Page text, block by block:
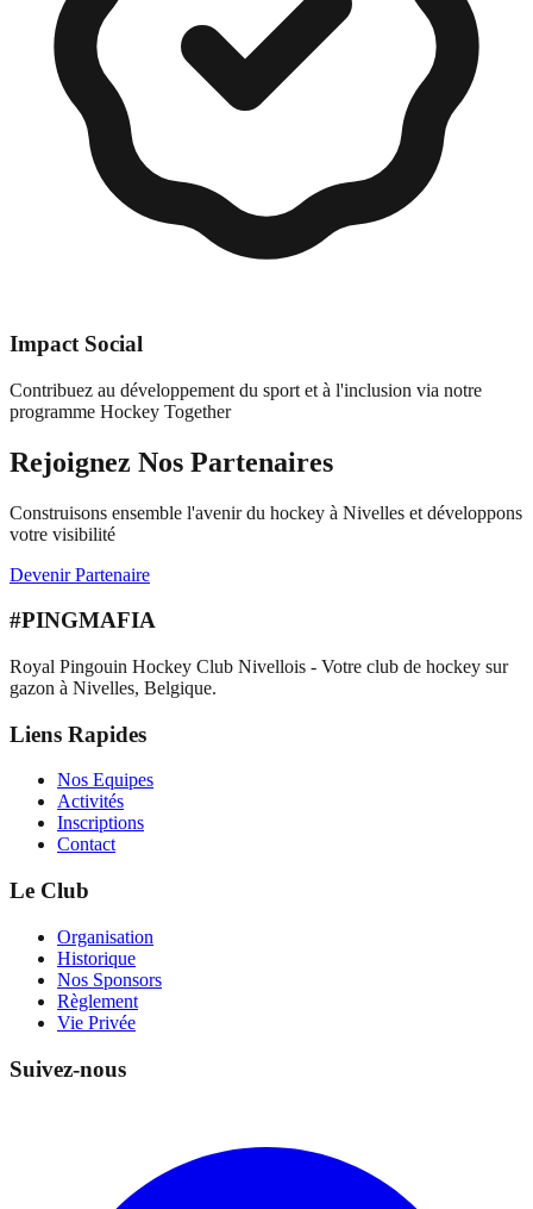
Impact Social
Contribuez au développement du sport et à l'inclusion via notre
programme Hockey Together
Rejoignez Nos Partenaires
Construisons ensemble l'avenir du hockey à Nivelles et développons
votre visibilité
Devenir Partenaire
#PINGMAFIA
Royal Pingouin Hockey Club Nivellois - Votre club de hockey sur
gazon à Nivelles, Belgique.
Liens Rapides
Nos Equipes
Activités
Inscriptions
Contact
Le Club
Organisation
Historique
Nos Sponsors
Règlement
Vie Privée
Suivez-nous